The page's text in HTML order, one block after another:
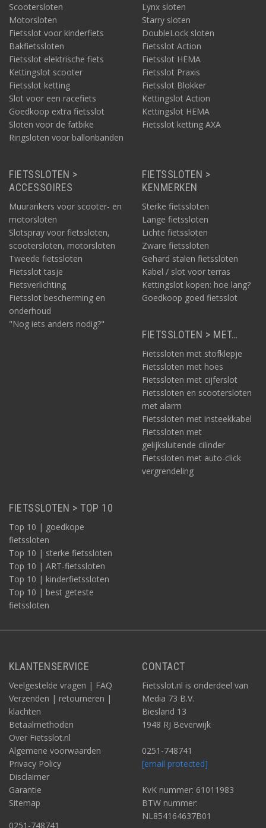
Scootersloten
Motorsloten
Fietsslot voor kinderfiets
Bakfietssloten
Fietsslot elektrische fiets
Kettingslot scooter
Fietsslot ketting
Slot voor een racefiets
Goedkoop extra fietsslot
Sloten voor de fatbike
Ringsloten voor ballonbanden
Lynx sloten
Starry sloten
DoubleLock sloten
Fietsslot Action
Fietsslot HEMA
Fietsslot Praxis
Fietsslot Blokker
Kettingslot Action
Kettingslot HEMA
Fietsslot ketting AXA
FIETSSLOTEN >
ACCESSOIRES
Muurankers voor scooter- en
motorsloten
Slotspray voor fietssloten,
scootersloten, motorsloten
Tweede fietssloten
Fietsslot tasje
Fietsverlichting
Fietsslot bescherming en
onderhoud
"Nog iets anders nodig?"
FIETSSLOTEN >
KENMERKEN
Sterke fietssloten
Lange fietssloten
Lichte fietssloten
Zware fietssloten
Gehard stalen fietssloten
Kabel / slot voor terras
Kettingslot kopen: hoe lang?
Goedkoop goed fietsslot
FIETSSLOTEN > MET…
Fietssloten met stofklepje
Fietssloten met hoes
Fietssloten met cijferslot
Fietssloten en scootersloten
met alarm
Fietssloten met insteekkabel
Fietssloten met
gelijksluitende cilinder
Fietssloten met auto-click
vergrendeling
FIETSSLOTEN > TOP 10
Top 10 | goedkope
fietssloten
Top 10 | sterke fietssloten
Top 10 | ART-fietssloten
Top 10 | kinderfietssloten
Top 10 | best geteste
fietssloten
KLANTENSERVICE
Veelgestelde vragen | FAQ
Verzenden | retourneren |
klachten
Betaalmethoden
Over Fietsslot.nl
Algemene voorwaarden
Privacy Policy
Disclaimer
Garantie
Sitemap
0251-748741
CONTACT
Fietsslot.nl is onderdeel van
Media 73 B.V.
Biesland 13
1948 RJ Beverwijk
0251-748741
[email protected]
KvK nummer: 61011983
BTW nummer:
NL854164637B01